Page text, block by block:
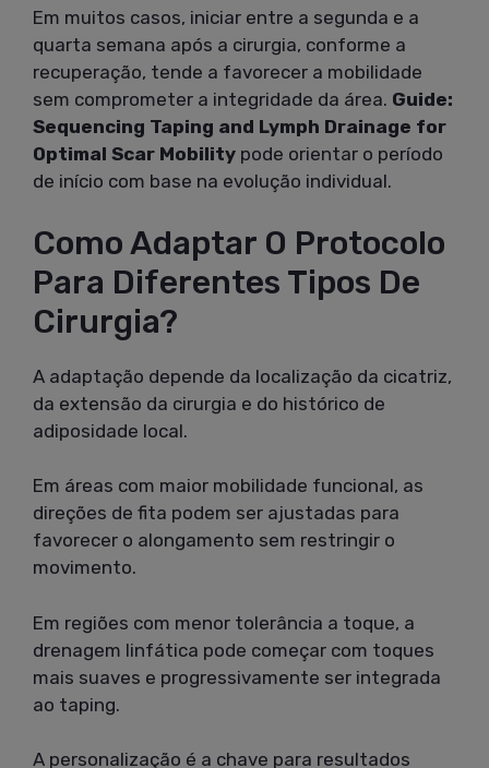
Em muitos casos, iniciar entre a segunda e a
quarta semana após a cirurgia, conforme a
recuperação, tende a favorecer a mobilidade
sem comprometer a integridade da área. Guide:
Sequencing Taping and Lymph Drainage for
Optimal Scar Mobility pode orientar o período
de início com base na evolução individual.
Como Adaptar O Protocolo
Para Diferentes Tipos De
Cirurgia?
A adaptação depende da localização da cicatriz,
da extensão da cirurgia e do histórico de
adiposidade local.
Em áreas com maior mobilidade funcional, as
direções de fita podem ser ajustadas para
favorecer o alongamento sem restringir o
movimento.
Em regiões com menor tolerância a toque, a
drenagem linfática pode começar com toques
mais suaves e progressivamente ser integrada
ao taping.
A personalização é a chave para resultados